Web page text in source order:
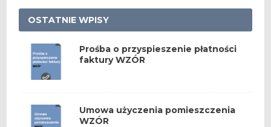
OSTATNIE WPISY
Prośba o przyspieszenie płatności
faktury WZÓR
Umowa użyczenia pomieszczenia
WZÓR